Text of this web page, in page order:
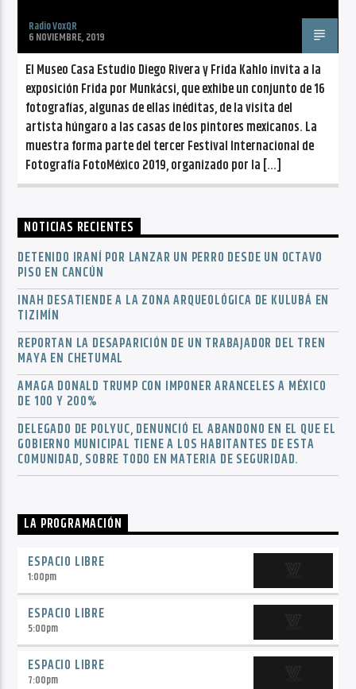
Radio VoxQR
6 NOVIEMBRE, 2019
El Museo Casa Estudio Diego Rivera y Frida Kahlo invita a la
exposición Frida por Munkácsi, que exhibe un conjunto de 16
fotografías, algunas de ellas inéditas, de la visita del
artista húngaro a las casas de los pintores mexicanos. La
muestra forma parte del tercer Festival Internacional de
Fotografía FotoMéxico 2019, organizado por la […]
NOTICIAS RECIENTES
DETENIDO IRANÍ POR LANZAR UN PERRO DESDE UN OCTAVO
PISO EN CANCÚN
INAH DESATIENDE A LA ZONA ARQUEOLÓGICA DE KULUBÁ EN
TIZIMÍN
REPORTAN LA DESAPARICIÓN DE UN TRABAJADOR DEL TREN
MAYA EN CHETUMAL
AMAGA DONALD TRUMP CON IMPONER ARANCELES A MÉXICO
DE 100 Y 200%
DELEGADO DE POLYUC, DENUNCIÓ EL ABANDONO EN EL QUE EL
GOBIERNO MUNICIPAL TIENE A LOS HABITANTES DE ESTA
COMUNIDAD, SOBRE TODO EN MATERIA DE SEGURIDAD.
LA PROGRAMACIÓN
ESPACIO LIBRE
1:00pm
ESPACIO LIBRE
5:00pm
ESPACIO LIBRE
7:00pm